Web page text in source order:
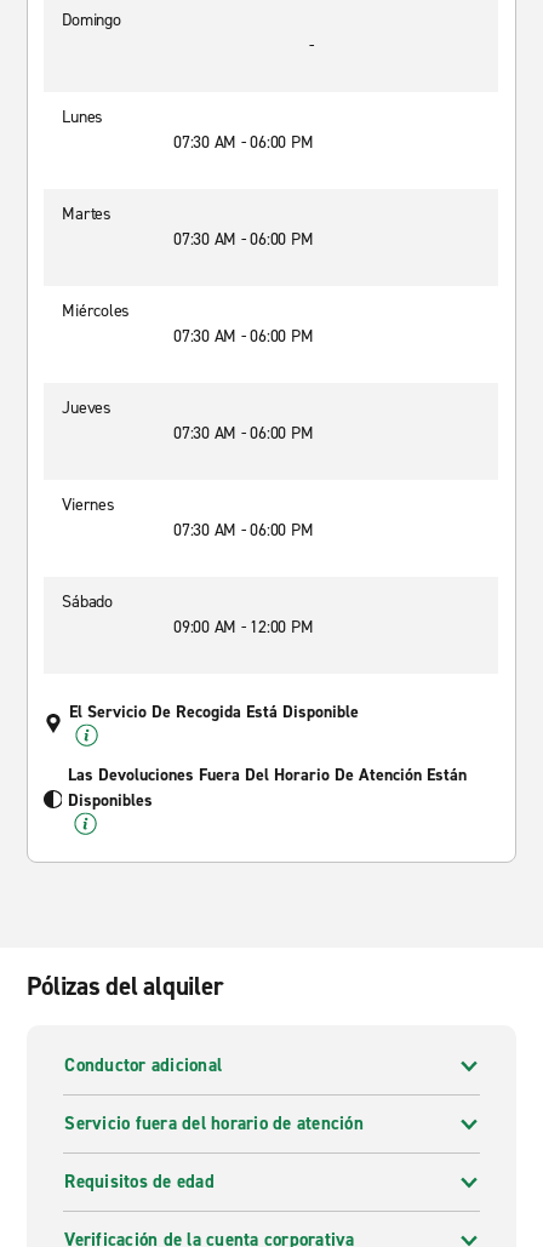
Domingo
-
Lunes
07:30 AM - 06:00 PM
Martes
07:30 AM - 06:00 PM
Miércoles
07:30 AM - 06:00 PM
Jueves
07:30 AM - 06:00 PM
Viernes
07:30 AM - 06:00 PM
Sábado
09:00 AM - 12:00 PM
El Servicio De Recogida Está Disponible
Las Devoluciones Fuera Del Horario De Atención Están
Disponibles
Pólizas del alquiler
Conductor adicional
Servicio fuera del horario de atención
Requisitos de edad
Verificación de la cuenta corporativa